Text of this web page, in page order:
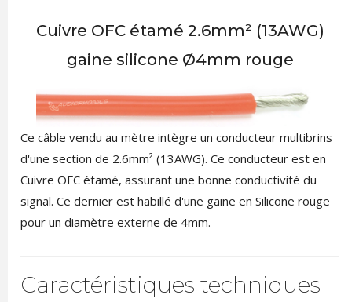
Cuivre OFC étamé 2.6mm² (13AWG)
gaine silicone Ø4mm rouge
Ce câble vendu au mètre intègre un conducteur multibrins
d'une section de 2.6mm² (13AWG). Ce conducteur est en
Cuivre OFC étamé, assurant une bonne conductivité du
signal. Ce dernier est habillé d'une gaine en Silicone rouge
pour un diamètre externe de 4mm.
Caractéristiques techniques